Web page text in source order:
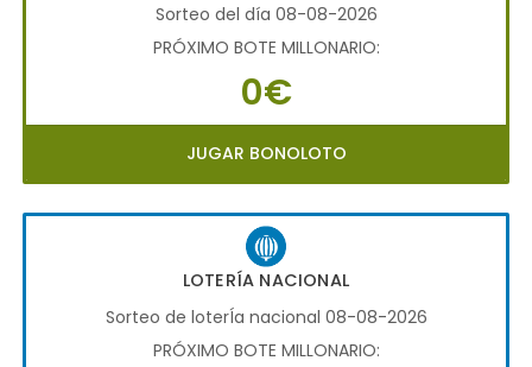
Sorteo del día 08-08-2026
PRÓXIMO BOTE MILLONARIO:
0€
JUGAR BONOLOTO
LOTERÍA NACIONAL
Sorteo de loterÍa nacional 08-08-2026
PRÓXIMO BOTE MILLONARIO: